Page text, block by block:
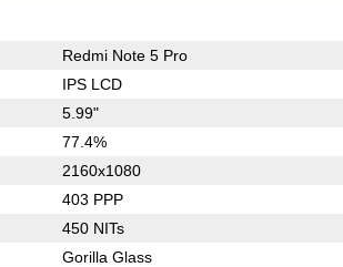
Redmi Note 5 Pro
IPS LCD
5.99"
77.4%
2160x1080
403 PPP
450 NITs
Gorilla Glass